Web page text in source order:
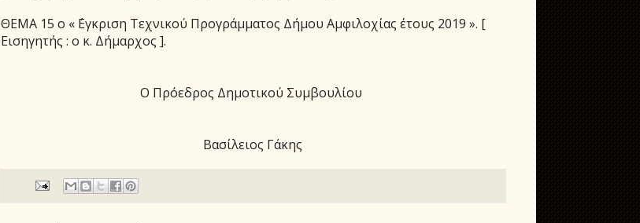
ΘΕΜΑ 15 ο « ΄Εγκριση Τεχνικού Προγράμματος Δήμου Αμφιλοχίας έτους 2019 ». [
Εισηγητής : ο κ. Δήμαρχος ].
Ο Πρόεδρος Δημοτικού Συμβουλίου
Βασίλειος Γάκης